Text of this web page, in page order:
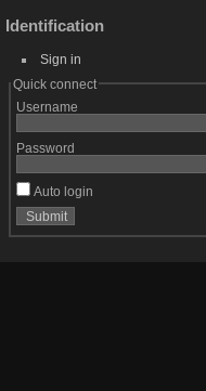
Identification
Sign in
Quick connect
Username
Password
Auto login